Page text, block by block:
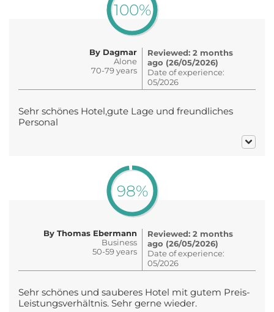
100%
By Dagmar
Alone
70-79 years
Reviewed: 2 months
ago (26/05/2026)
Date of experience:
05/2026
Sehr schönes Hotel,gute Lage und freundliches
Personal
98%
By Thomas Ebermann
Business
50-59 years
Reviewed: 2 months
ago (26/05/2026)
Date of experience:
05/2026
Sehr schönes und sauberes Hotel mit gutem Preis-
Leistungsverhältnis. Sehr gerne wieder.